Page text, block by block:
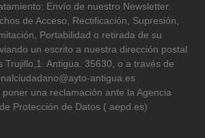
Envío de nuestro Newsletter.
de Acceso, Rectificación, Supresión,
Portabilidad o retirada de su
un escrito a nuestra dirección postal
Trujillo,1. Antigua. 35630, o a través de
antigua.es
una reclamación ante la Agencia
Protección de Datos ( aepd.es)